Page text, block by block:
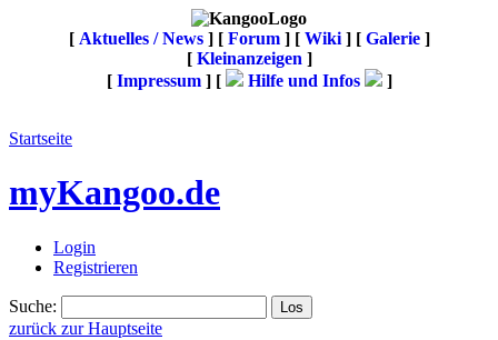
[ Aktuelles / News] [ Forum] [ Wiki] [ Galerie]
[ Kleinanzeigen ]
[ Impressum] [ Hilfe und Infos ]
Startseite
myKangoo.de
Login
Registrieren
Suche:
zurück zur Hauptseite